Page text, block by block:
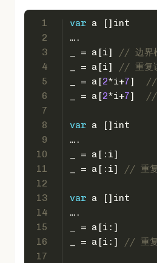
1
2
3
4
5
6
7
8
9
10
11
12
13
14
15
16
17
var a [] int
….
_ = a[i]
// 边界
_ = a[i]
// 重复
_ = a[2*i+7]
//
_ = a[2*i+7] //
var a [] int
….
_ = a[:i]
_ = a[:i]
// 重复
var a [] int
….
_ = a[i:]
_ = a[i:]
// 重复